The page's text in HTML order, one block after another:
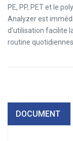
PE, PP, PET et le
Analyzer est
d'utilisation facilite
routine quotidiennes.
DOCUMENT